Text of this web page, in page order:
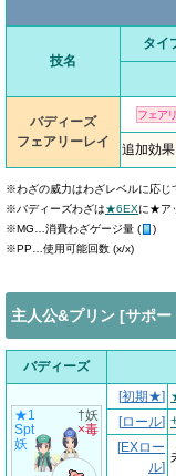
技名
タイ
バディーズ
フェアリーレイ
フェア
追加効
※わざの威力はわざレベルに応じ
※バディーズわざは★6EXに★ア
※MG…消費わざゲージ量 (
)
※PP…使用可能回数 (x/x)
主人公&プリン [サポ
バディーズ
★1
Spt
妖
†妖
×毒
[初期★]
[ロール]
[EXロー
ル]